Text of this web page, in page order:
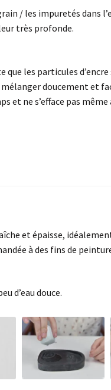
/ les impuretés dans
très profonde.
que les particules
doucement et
et ne s’efface pas
et épaisse,
à des fins de
d’eau douce.